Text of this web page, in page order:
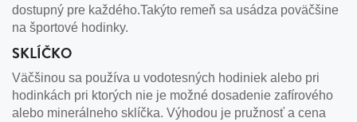
dostupný pre každého.Takýto remeň sa usádza poväčšine
na športové hodinky.
SKLÍČKO
Väčšinou sa používa u vodotesných hodiniek alebo pri
hodinkách pri ktorých nie je možné dosadenie zafírového
alebo minerálneho sklíčka. Výhodou je pružnosť a cena